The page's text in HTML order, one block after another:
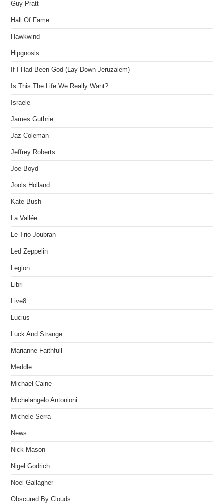
Guy Pratt
Hall Of Fame
Hawkwind
Hipgnosis
If I Had Been God (Lay Down Jeruzalem)
Is This The Life We Really Want?
Israele
James Guthrie
Jaz Coleman
Jeffrey Roberts
Joe Boyd
Jools Holland
Kate Bush
La Vallée
Le Trio Joubran
Led Zeppelin
Legion
Libri
Live8
Lucius
Luck And Strange
Marianne Faithfull
Meddle
Michael Caine
Michelangelo Antonioni
Michele Serra
News
Nick Mason
Nigel Godrich
Noel Gallagher
Obscured By Clouds